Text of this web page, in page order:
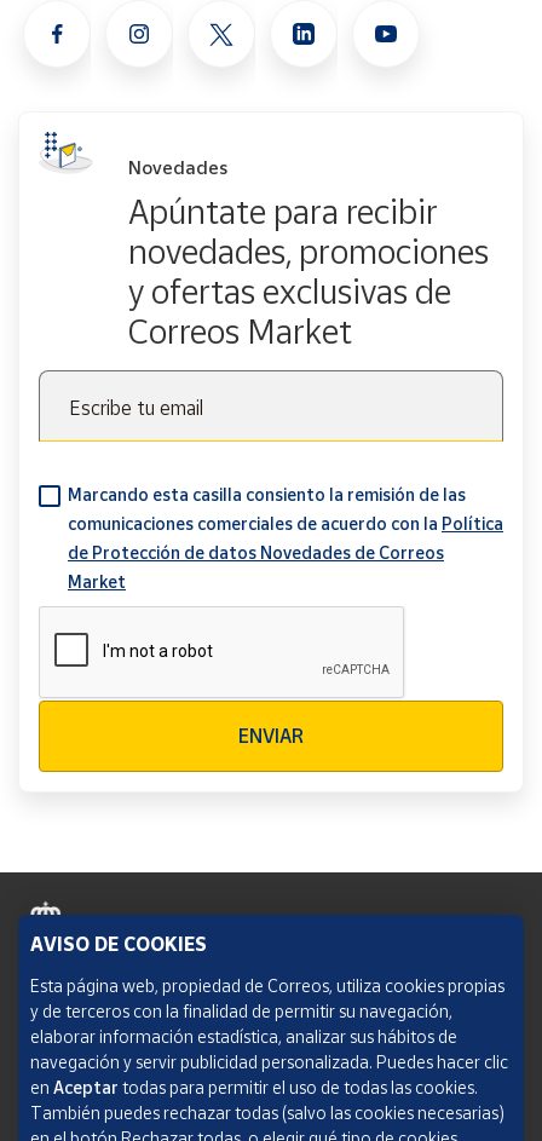
Novedades
Apúntate para recibir
novedades, promociones
y ofertas exclusivas de
Correos Market
Escribe tu email
Marcando esta casilla consiento la remisión de las
comunicaciones comerciales de acuerdo con la Política
de Protección de datos Novedades de Correos
Market
ENVIAR
Política de cookies
Aviso legal
Condiciones del servicio
Política de Privacidad Web
AVISO DE COOKIES
Esta página web, propiedad de Correos, utiliza cookies propias
y de terceros con la finalidad de permitir su navegación,
elaborar información estadística, analizar sus hábitos de
navegación y servir publicidad personalizada. Puedes hacer clic
en Aceptar todas para permitir el uso de todas las cookies.
También puedes rechazar todas (salvo las cookies necesarias)